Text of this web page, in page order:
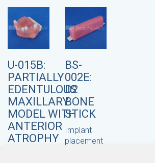
U-015B:
PARTIALLY
EDENTULOUS
MAXILLARY
MODEL WITH
ANTERIOR
ATROPHY
BS-
002E:
D2
BONE
STICK
Implant
placement